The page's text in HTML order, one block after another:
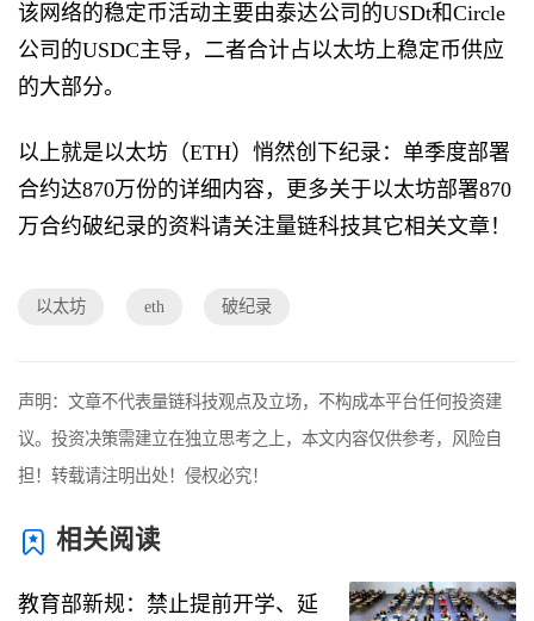
该网络的稳定币活动主要由泰达公司的USDt和Circle
公司的USDC主导，二者合计占以太坊上稳定币供应
的大部分。
以上就是以太坊（ETH）悄然创下纪录：单季度部署
合约达870万份的详细内容，更多关于以太坊部署870
万合约破纪录的资料请关注量链科技其它相关文章！
以太坊 eth 破纪录
声明：文章不代表量链科技观点及立场，不构成本平台任何投资建
议。投资决策需建立在独立思考之上，本文内容仅供参考，风险自
担！转载请注明出处！侵权必究！
相关阅读
教育部新规：禁止提前开学、延